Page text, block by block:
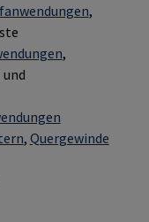
,
,
, Quergewinde